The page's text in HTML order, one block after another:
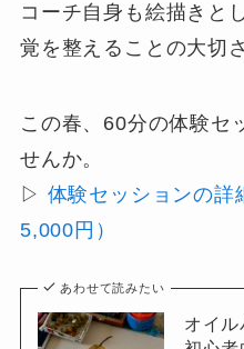
コーチ自身も絵描きと
覚を整えることの大切
この春、60分の体験セ
せんか。
▷ 体験セッションの詳
5,000円）
あわせて読みたい
オイル